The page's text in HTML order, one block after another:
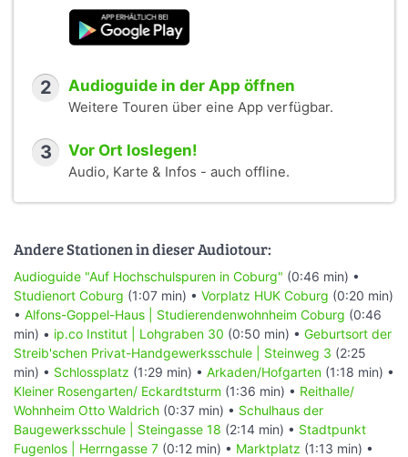
2 Audioguide in der App öffnen
Weitere Touren über eine App verfügbar.
3 Vor Ort loslegen!
Audio, Karte & Infos - auch offline.
Andere Stationen in dieser Audiotour:
Audioguide "Auf Hochschulspuren in Coburg" (0:46 min) •
Studienort Coburg (1:07 min) • Vorplatz HUK Coburg (0:20 min)
• Alfons-Goppel-Haus | Studierendenwohnheim Coburg (0:46
min) • ip.co Institut | Lohgraben 30 (0:50 min) • Geburtsort der
Streib'schen Privat-Handgewerksschule | Steinweg 3 (2:25
min) • Schlossplatz (1:29 min) • Arkaden/Hofgarten (1:18 min) •
Kleiner Rosengarten/ Eckardtsturm (1:36 min) • Reithalle/
Wohnheim Otto Waldrich (0:37 min) • Schulhaus der
Baugewerksschule | Steingasse 18 (2:14 min) • Stadtpunkt
Fugenlos | Herrngasse 7 (0:12 min) • Marktplatz (1:13 min) •